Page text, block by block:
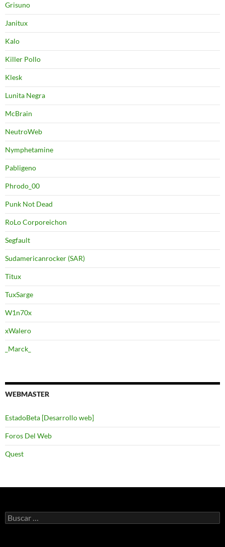
Grisuno
Janitux
Kalo
Killer Pollo
Klesk
Lunita Negra
McBrain
NeutroWeb
Nymphetamine
Pabligeno
Phrodo_00
Punk Not Dead
RoLo Corporeichon
Segfault
Sudamericanrocker (SAR)
Titux
TuxSarge
W1n70x
xWalero
_Marck_
WEBMASTER
EstadoBeta [Desarrollo web]
Foros Del Web
Quest
Buscar: